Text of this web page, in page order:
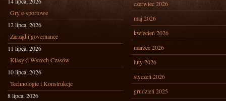
Gry e-sportowe
12 lipca, 2026
Zarząd i governance
11 lipca, 2026
Klasyki Wszech Czasów
10 lipca, 2026
Technologie i Konstrukcje
8 lipca, 2026
czerwiec 2026
maj 2026
kwiecień 2026
marzec 2026
luty 2026
styczeń 2026
grudzień 2025